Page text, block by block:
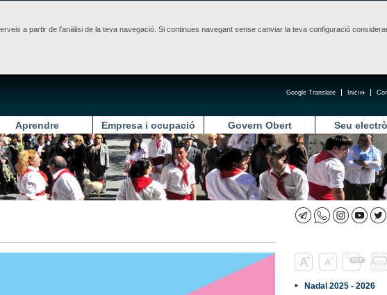
a partir de l'anàlisi de la teva navegació. Si continues navegant sense canviar la teva configuració
Inici
Google Translate
Aprendre Empresa i ocupació Govern Obert Seu
Nadal 2025 - 2026